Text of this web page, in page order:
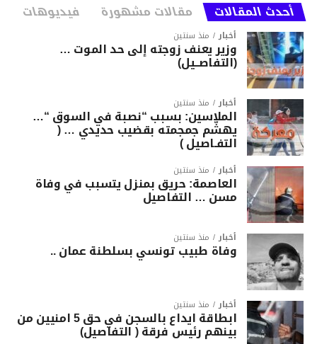
أحدث المقالات مقالات مشهورة فيديوهات
أخبار منذ سنتين
وزير يعنف زوجته إلى حد الموت …
(التفاصــيل)
أخبار منذ سنتين
الملاسين: بسبب “نصبة في السوق “…
يهشّم جمجمته بقضيب حديدي … (
التفـاصيل )
أخبار منذ سنتين
العاصمة: حريق بمنزل يتسبب في وفاة
مسن … التفاصيل
أخبار منذ سنتين
وفاة طبيب تونسي بسلطنة عمان ..
أخبار منذ سنتين
ابطاقة ايداع بالسجن في حق 5 امنيين من
بينهم رئيس فرقة ( التفاصيل)